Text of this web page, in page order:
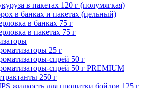
в пакетах 120 г (полумягкая)
в банках и пакетах (цельный)
в банках 75 г
в пакетах 75 г
25 г
спрей 50 г
спрей 50 г PREMIUM
250 г
жидкость для пропитки бойлов 125 г